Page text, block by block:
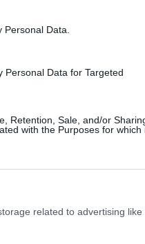
Personal Data.
Personal Data for Targeted
Retention, Sale, and/or
with the Purposes for which
related to advertising like